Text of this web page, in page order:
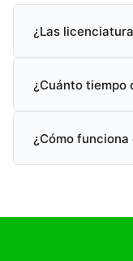
¿Las
oficial SEP
¿Cuánto tiempo
nuestro programa
¿Cómo